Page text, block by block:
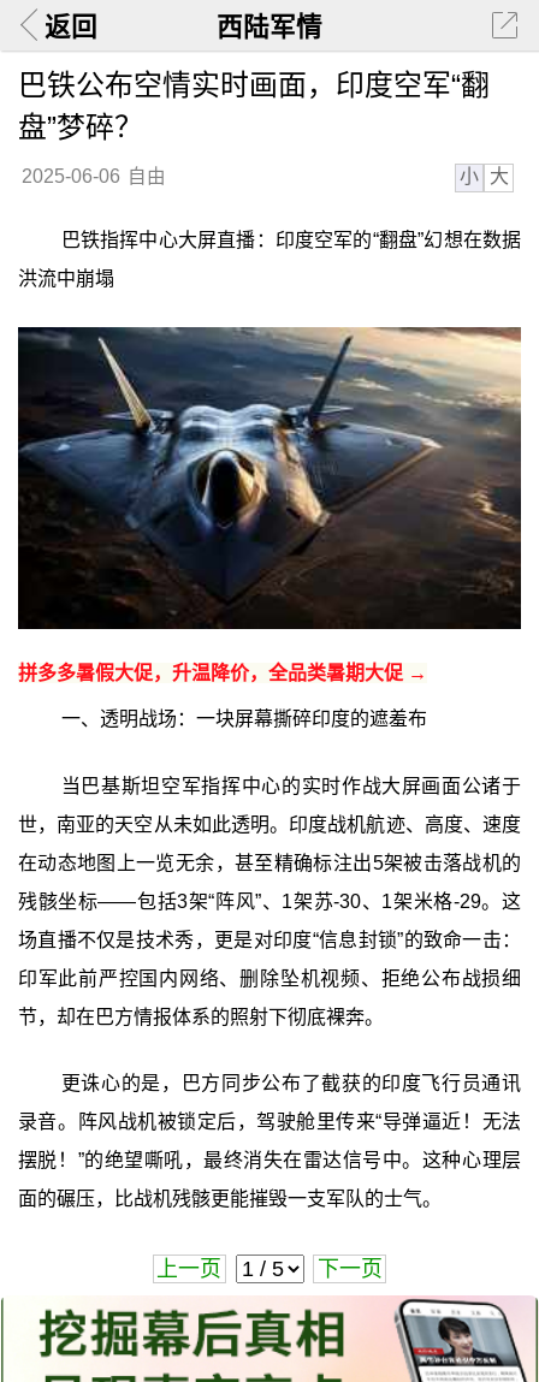
返回 西陆军情
巴铁公布空情实时画面，印度空军“翻
盘”梦碎？
2025-06-06 自由 小 大
巴铁指挥中心大屏直播：印度空军的“翻盘”幻想在数据
洪流中崩塌
拼多多暑假大促，升温降价，全品类暑期大促 →
一、透明战场：一块屏幕撕碎印度的遮羞布
当巴基斯坦空军指挥中心的实时作战大屏画面公诸于
世，南亚的天空从未如此透明。印度战机航迹、高度、速度
在动态地图上一览无余，甚至精确标注出5架被击落战机的
残骸坐标——包括3架“阵风”、1架苏-30、1架米格-29。这
场直播不仅是技术秀，更是对印度“信息封锁”的致命一击：
印军此前严控国内网络、删除坠机视频、拒绝公布战损细
节，却在巴方情报体系的照射下彻底裸奔。
更诛心的是，巴方同步公布了截获的印度飞行员通讯
录音。阵风战机被锁定后，驾驶舱里传来“导弹逼近！无法
摆脱！”的绝望嘶吼，最终消失在雷达信号中。这种心理层
面的碾压，比战机残骸更能摧毁一支军队的士气。
上一页 下一页